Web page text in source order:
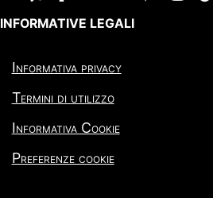
INFORMATIVE LEGALI
Informativa privacy
Termini di utilizzo
Informativa Cookie
Preferenze cookie